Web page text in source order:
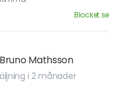
Blocket.se
Mathsson
i 2 månader